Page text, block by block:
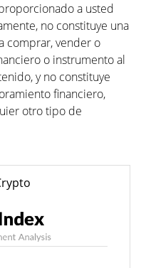
a usted
no constituye una
comprar, vender o
o instrumento al
y no constituye
financiero,
otro tipo de